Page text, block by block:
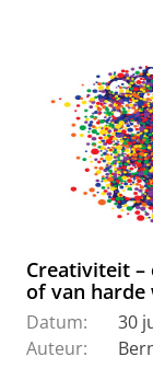
Creativiteit –
of van harde
Datum:
30
Auteur: